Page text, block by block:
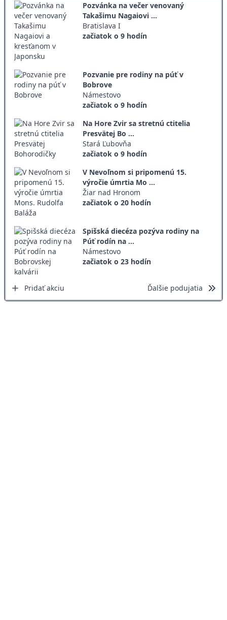
Pozvánka na večer venovaný
Takašimu Nagaiovi ...
Bratislava I
začiatok o 9 hodín
Pozvanie pre rodiny na púť v
Bobrove
Námestovo
začiatok o 9 hodín
Na Hore Zvir sa stretnú ctitelia
Presvätej Bo ...
Stará Ľubovňa
začiatok o 9 hodín
V Nevoľnom si pripomenú 15.
výročie úmrtia Mo ...
Žiar nad Hronom
začiatok o 20 hodín
Spišská diecéza pozýva rodiny na
Púť rodín na ...
Námestovo
začiatok o 23 hodín
Pridať akciu Ďalšie podujatia